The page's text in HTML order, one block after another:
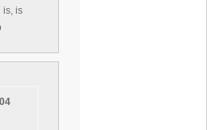
is, is